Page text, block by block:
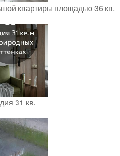
квартиры площадью 36 кв.
31 кв.